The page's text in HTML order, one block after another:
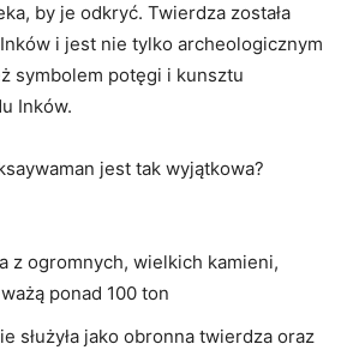
by je odkryć. Twierdza została
i jest nie tylko archeologicznym
​symbolem potęgi i kunsztu⁢
Inków.
jest tak wyjątkowa?
z ⁢ogromnych, wielkich kamieni,
ponad 100 ton
służyła‍ jako⁣ obronna twierdza oraz